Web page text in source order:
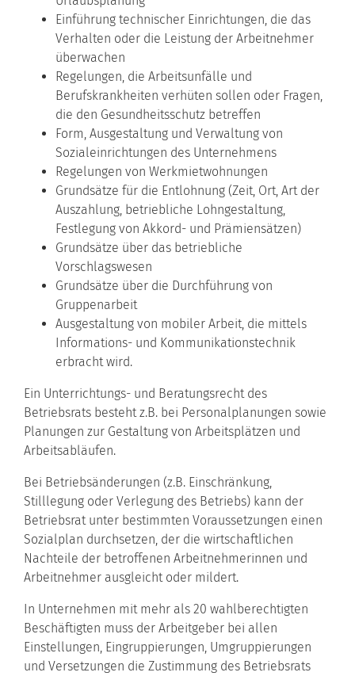
Einführung technischer Einrichtungen, die das
Verhalten oder die Leistung der Arbeitnehmer
überwachen
Regelungen, die Arbeitsunfälle und
Berufskrankheiten verhüten sollen oder Fragen,
die den Gesundheitsschutz betreffen
Form, Ausgestaltung und Verwaltung von
Sozialeinrichtungen des Unternehmens
Regelungen von Werkmietwohnungen
Grundsätze für die Entlohnung (Zeit, Ort, Art der
Auszahlung, betriebliche Lohngestaltung,
Festlegung von Akkord- und Prämiensätzen)
Grundsätze über das betriebliche
Vorschlagswesen
Grundsätze über die Durchführung von
Gruppenarbeit
Ausgestaltung von mobiler Arbeit, die mittels
Informations- und Kommunikationstechnik
erbracht wird.
Ein Unterrichtungs- und Beratungsrecht des
Betriebsrats besteht z.B. bei Personalplanungen sowie
Planungen zur Gestaltung von Arbeitsplätzen und
Arbeitsabläufen.
Bei Betriebsänderungen (z.B. Einschränkung,
Stilllegung oder Verlegung des Betriebs) kann der
Betriebsrat unter bestimmten Voraussetzungen einen
Sozialplan durchsetzen, der die wirtschaftlichen
Nachteile der betroffenen Arbeitnehmerinnen und
Arbeitnehmer ausgleicht oder mildert.
In Unternehmen mit mehr als 20 wahlberechtigten
Beschäftigten muss der Arbeitgeber bei allen
Einstellungen, Eingruppierungen, Umgruppierungen
und Versetzungen die Zustimmung des Betriebsrats